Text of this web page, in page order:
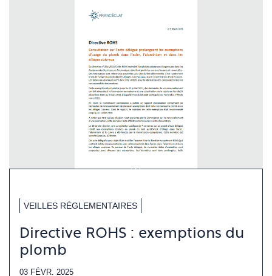
VEILLES RÉGLEMENTAIRES
Directive ROHS : exemptions du
plomb
03 FÉVR. 2025